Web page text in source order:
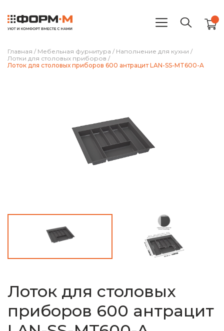
Главная / Мебельная фурнитура / Наполнение для кухни /
Лотки для столовых приборов /
Лоток для столовых приборов 600 антрацит LAN-SS-MT600-A
Лоток для столовых
приборов 600 антрацит